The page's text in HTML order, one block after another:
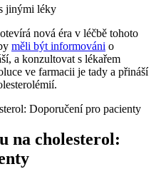
jinými léky
nová éra v léčbě tohoto
měli být informováni o
a konzultovat s lékařem
ve farmacii je tady a přináší
na cholesterol: